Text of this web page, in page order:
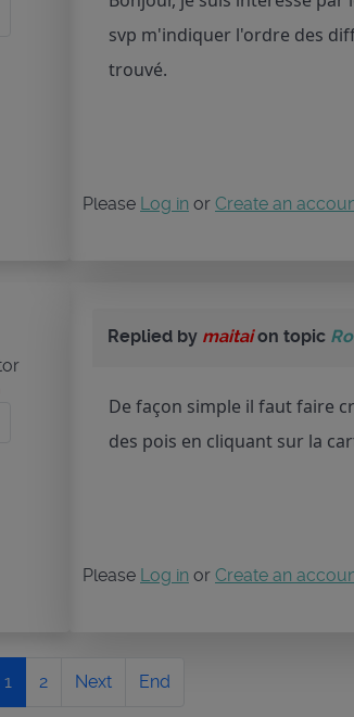
svp m'indiquer l'ordre des
trouvé.
Please Log in or Create an
Replied by maitaion topic
De façon simple il faut faire
des pois en cliquant sur la
Please Log in or Create an
1 2 Next End